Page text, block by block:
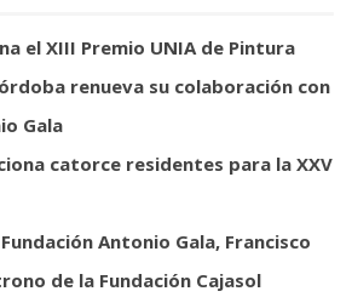
el XIII Premio UNIA de Pintura
renueva su colaboración con
Gala
catorce residentes para la XXV
Antonio Gala, Francisco
de la Fundación Cajasol